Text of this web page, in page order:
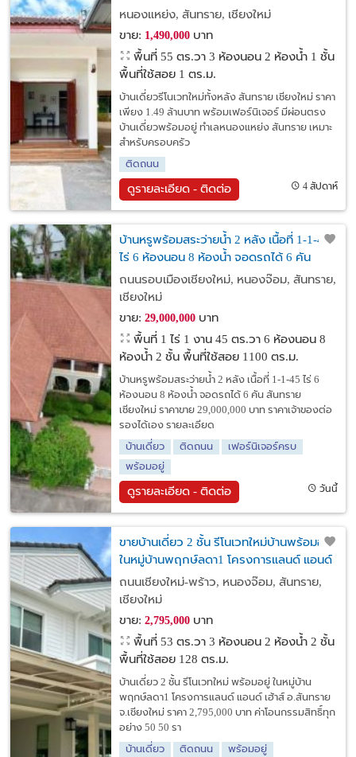
หนองแหย่ง, สันทราย, เชียงใหม่
ขาย: 1,490,000บาท
พื้นที่ 55 ตร.วา 3 ห้องนอน 2 ห้องน้ำ 1 ชั้น
พื้นที่ใช้สอย 1 ตร.ม.
บ้านเดี่ยวรีโนเวทใหม่ทั้งหลัง สันทราย เชียงใหม่ ราคา
เพียง 1.49 ล้านบาท พร้อมเฟอร์นิเจอร์ มีผ่อนตรง
บ้านเดี่ยวพร้อมอยู่ ทำเลหนองแหย่ง สันทราย เหมาะ
สำหรับครอบครัว
ติดถนน
ดูรายละเอียด - ติดต่อ 4 สัปดาห์
บ้านหรูพร้อมสระว่ายน้ำ 2 หลัง เนื้อที่ 1-1-45
ไร่ 6 ห้องนอน 8 ห้องน้ำ จอดรถได้ 6 คัน
สันทราย เชียงใหม่
ถนนรอบเมืองเชียงใหม่, หนองจ๊อม, สันทราย,
เชียงใหม่
ขาย: 29,000,000บาท
พื้นที่ 1 ไร่ 1 งาน 45 ตร.วา 6 ห้องนอน 8
ห้องน้ำ 2 ชั้น พื้นที่ใช้สอย 1100 ตร.ม.
บ้านหรูพร้อมสระว่ายน้ำ 2 หลัง เนื้อที่ 1-1-45 ไร่ 6
ห้องนอน 8 ห้องน้ำ จอดรถได้ 6 คัน สันทราย
เชียงใหม่ ราคาขาย 29,000,000 บาท ราคาเจ้าของต่อ
รองได้เอง รายละเอียด
บ้านเดี่ยว
ติดถนน
เฟอร์นิเจอร์ครบ
พร้อมอยู่
ดูรายละเอียด - ติดต่อ วันนี้
ขายบ้านเดี่ยว 2 ชั้น รีโนเวทใหม่บ้านพร้อมอยู่
ในหมู่บ้านพฤกษ์ลดา1 โครงการแลนด์ แอนด์
เฮ้าส์ อ.สันทราย จ.เชียงใหม่
ถนนเชียงใหม่-พร้าว, หนองจ๊อม, สันทราย,
เชียงใหม่
ขาย: 2,795,000บาท
พื้นที่ 53 ตร.วา 3 ห้องนอน 2 ห้องน้ำ 2 ชั้น
พื้นที่ใช้สอย 128 ตร.ม.
บ้านเดี่ยว 2 ชั้น รีโนเวทใหม่ พร้อมอยู่ ในหมู่บ้าน
พฤกษ์ลดา1 โครงการแลนด์ แอนด์ เฮ้าส์ อ.สันทราย
จ.เชียงใหม่ ราคา 2,795,000 บาท ค่าโอนกรรมสิทธิ์ทุก
อย่าง 50 50 รา
บ้านเดี่ยว
ติดถนน พร้อมอยู่